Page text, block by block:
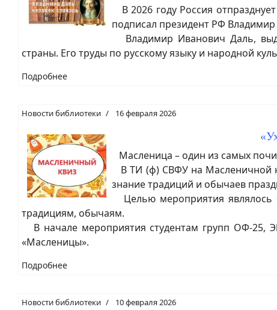
В 2026 году Россия
подписал президент РФ
Владимир Иванович Даль,
страны. Его труды по русскому языку и народной
Подробнее
Новости библиотеки 16 февраля 2026
Масленица – один из самых
В ТИ (ф) СВФУ на Масленичной
знание традиций и обычаев
Целью мероприятия являлось
традициям, обычаям.
В начале мероприятия студентам групп ОФ-25,
«Масленицы».
Подробнее
Новости библиотеки 10 февраля 2026